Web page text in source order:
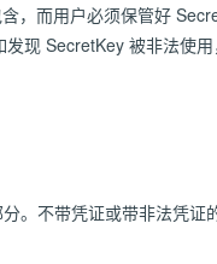
，而用户必须保管好
现 SecretKey 被非法使
。不带凭证或带非法凭证